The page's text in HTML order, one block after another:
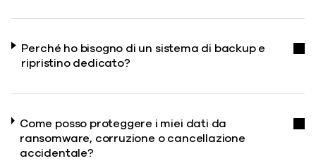
Perché ho bisogno di un sistema di backup e
ripristino dedicato?
Come posso proteggere i miei dati da
ransomware, corruzione o cancellazione
accidentale?